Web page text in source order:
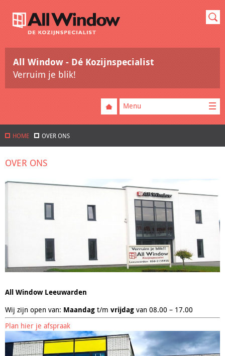
All Window - Dé Kozijnspecialist
Verruim je blik!
Menu
HOME OVER ONS
OVER ONS
All Window Leeuwarden
Wij zijn open van: Maandag t/m vrijdag van 08.00 – 17.00
Plan hier je afspraak